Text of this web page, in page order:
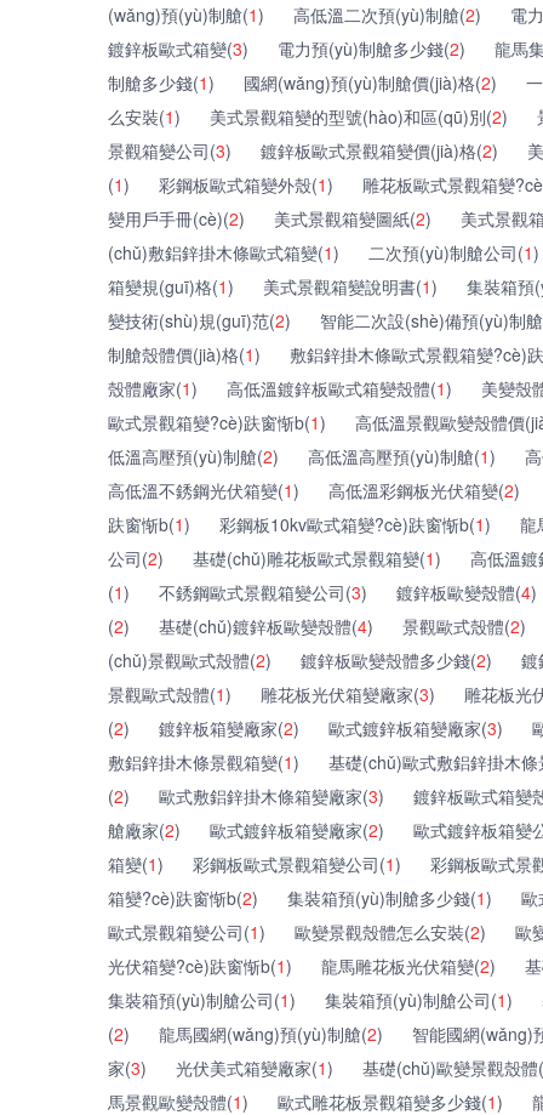
(wǎng)預(yù)制艙(1) 高低溫二次預(yù)制艙(2)
電
鍍鋅板歐式箱變(3) 電力預(yù)制艙多少錢(2)
龍馬
制艙多少錢(1) 國網(wǎng)預(yù)制艙價(jià)格(2)
么安裝(1) 美式景觀箱變的型號(hào)和區(qū)別(2)
景觀箱變公司(3) 鍍鋅板歐式景觀箱變價(jià)格(2)
(1) 彩鋼板歐式箱變外殼(1)
雕花板歐式景觀箱變
變用戶手冊(cè)(2) 美式景觀箱變圖紙(2)
美式景觀
(chǔ)敷鋁鋅掛木條歐式箱變(1) 二次預(yù)制艙公司(1)
箱變規(guī)格(1) 美式景觀箱變說明書(1)
集裝箱預
變技術(shù)規(guī)范(2)
智能二次設(shè)備預(yù)制
制艙殼體價(jià)格(1)
敷鋁鋅掛木條歐式景觀箱變?cè)
殼體廠家(1) 高低溫鍍鋅板歐式箱變殼體(1)
美變殼
歐式景觀箱變?cè)趺窗惭b(1)
高低溫景觀歐變殼體價
低溫高壓預(yù)制艙(2) 高低溫高壓預(yù)制艙(1)
高低溫不銹鋼光伏箱變(1) 高低溫彩鋼板光伏箱變(2)
趺窗惭b(1) 彩鋼板10kv歐式箱變?cè)趺窗惭b(1)
龍
公司(2) 基礎(chǔ)雕花板歐式景觀箱變(1)
高低溫
(1) 不銹鋼歐式景觀箱變公司(3) 鍍鋅板歐變殼體(4)
(2) 基礎(chǔ)鍍鋅板歐變殼體(4) 景觀歐式殼體(2)
(chǔ)景觀歐式殼體(2) 鍍鋅板歐變殼體多少錢(2)
鍍
景觀歐式殼體(1) 雕花板光伏箱變廠家(3)
雕花板光
(2) 鍍鋅板箱變廠家(2) 歐式鍍鋅板箱變廠家(3)
敷鋁鋅掛木條景觀箱變(1)
基礎(chǔ)歐式敷鋁鋅掛木
(2) 歐式敷鋁鋅掛木條箱變廠家(3)
鍍鋅板歐式箱變
艙廠家(2) 歐式鍍鋅板箱變廠家(2)
歐式鍍鋅板箱變
箱變(1) 彩鋼板歐式景觀箱變公司(1)
彩鋼板歐式景
箱變?cè)趺窗惭b(2) 集裝箱預(yù)制艙多少錢(1)
歐
歐式景觀箱變公司(1) 歐變景觀殼體怎么安裝(2)
歐
光伏箱變?cè)趺窗惭b(1) 龍馬雕花板光伏箱變(2)
集裝箱預(yù)制艙公司(1) 集裝箱預(yù)制艙公司(1)
(2) 龍馬國網(wǎng)預(yù)制艙(2)
智能國網(wǎng)
家(3) 光伏美式箱變廠家(1)
基礎(chǔ)歐變景觀殼體(
馬景觀歐變殼體(1) 歐式雕花板景觀箱變多少錢(1)